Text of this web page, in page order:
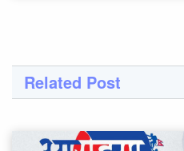
Related Post